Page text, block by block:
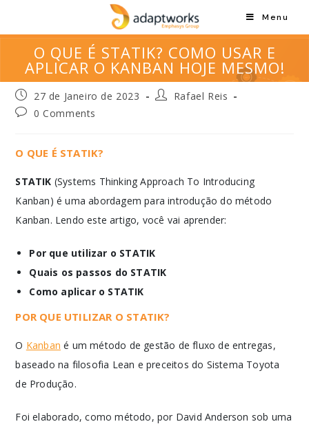
Menu
O QUE É STATIK? COMO USAR E
APLICAR O KANBAN HOJE MESMO!
27 de Janeiro de 2023
Rafael Reis
0 Comments
O QUE É STATIK?
STATIK (Systems Thinking Approach To Introducing
Kanban) é uma abordagem para introdução do método
Kanban. Lendo este artigo, você vai aprender:
Por que utilizar o STATIK
Quais os passos do STATIK
Como aplicar o STATIK
POR QUE UTILIZAR O STATIK?
O Kanban é um método de gestão de fluxo de entregas,
baseado na filosofia Lean e preceitos do Sistema Toyota
de Produção.
Foi elaborado, como método, por David Anderson sob uma